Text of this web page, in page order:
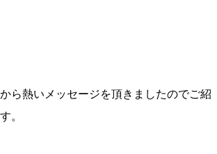
ら熱いメッセージを頂きましたのでご紹
。